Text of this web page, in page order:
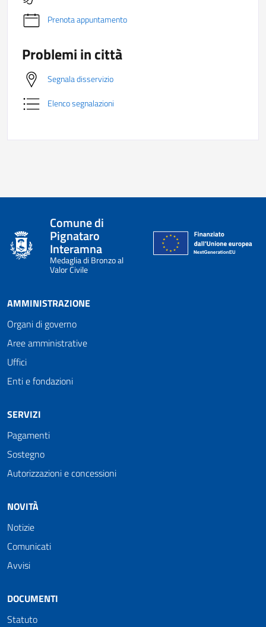
Prenota appuntamento
Problemi in città
Segnala disservizio
Elenco segnalazioni
Comune di
Pignataro
Interamna
Medaglia di Bronzo al
Valor Civile
AMMINISTRAZIONE
Organi di governo
Aree amministrative
Uffici
Enti e fondazioni
SERVIZI
Pagamenti
Sostegno
Autorizzazioni e concessioni
NOVITÀ
Notizie
Comunicati
Avvisi
DOCUMENTI
Statuto